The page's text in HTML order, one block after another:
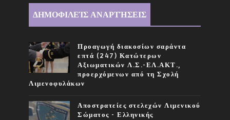
ΔΗΜΟΦΙΛΕΊΣ ΑΝΑΡΤΉΣΕΙΣ
Προαγωγή διακοσίων σαράντα
επτά (247) Κατώτερων
Αξιωματικών Λ.Σ.-ΕΛ.ΑΚΤ.,
προερχόμενων από τη Σχολή
Λιμενοφυλάκων
Αποστρατείες στελεχών Λιμενικού
Σώματος - Ελληνικής